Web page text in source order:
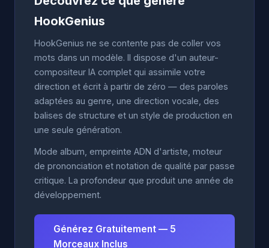
HookGenius
HookGenius ne se contente pas de coller vos
mots dans un modèle. Il dispose d'un auteur-
compositeur IA complet qui assimile votre
direction et écrit à partir de zéro — des paroles
adaptées au genre, une direction vocale, des
balises de structure et un style de production en
une seule génération.
Mode album, empreinte ADN d'artiste, moteur
de prononciation et notation de qualité par passe
critique. La profondeur que produit une année de
développement.
Générez Gratuitement — 5
Morceaux Inclus